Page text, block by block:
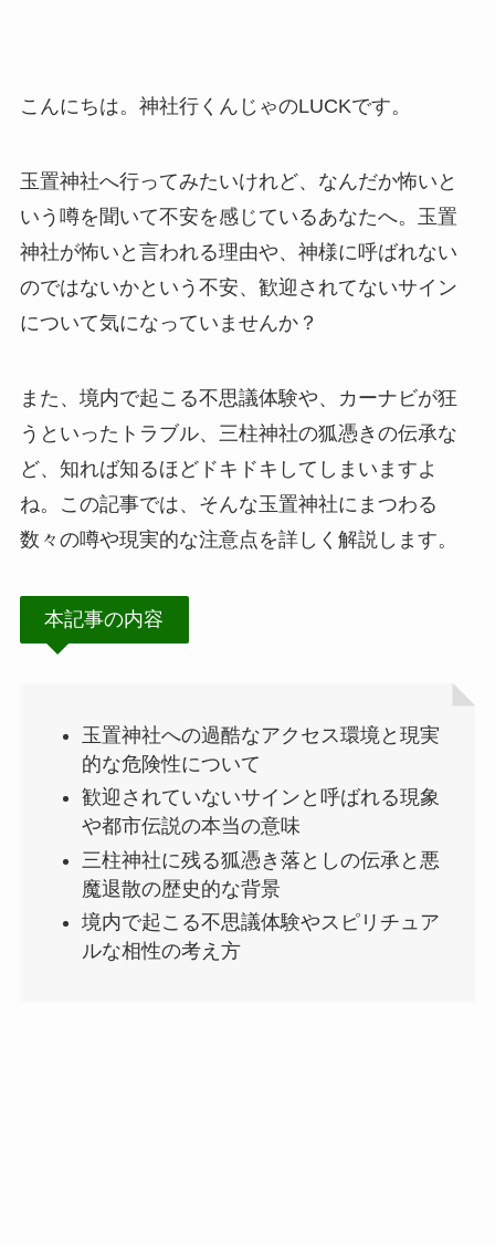
こんにちは。神社行くんじゃのLUCKです。
玉置神社へ行ってみたいけれど、なんだか怖いと
いう噂を聞いて不安を感じているあなたへ。玉置
神社が怖いと言われる理由や、神様に呼ばれない
のではないかという不安、歓迎されてないサイン
について気になっていませんか？
また、境内で起こる不思議体験や、カーナビが狂
うといったトラブル、三柱神社の狐憑きの伝承な
ど、知れば知るほどドキドキしてしまいますよ
ね。この記事では、そんな玉置神社にまつわる
数々の噂や現実的な注意点を詳しく解説します。
本記事の内容
玉置神社への過酷なアクセス環境と現実
的な危険性について
歓迎されていないサインと呼ばれる現象
や都市伝説の本当の意味
三柱神社に残る狐憑き落としの伝承と悪
魔退散の歴史的な背景
境内で起こる不思議体験やスピリチュア
ルな相性の考え方